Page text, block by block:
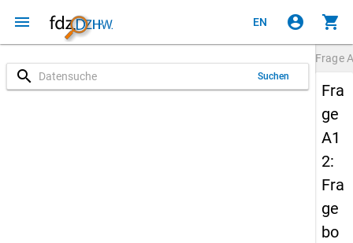
menu EN account_circle shopping_cart
search Suchen
Frage
Fra
ge
A1
2:
Fra
ge
bo